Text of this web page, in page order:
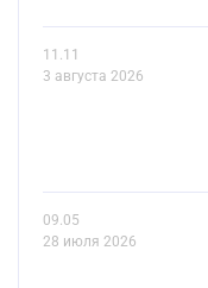
11.11
3 августа 2026
09.05
28 июля 2026